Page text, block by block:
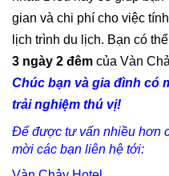
gian và chi phí cho việc
lịch trình du lịch. Bạn có
3 ngày 2 đêm của Vàn
Chúc bạn và gia đình có
trải nghiệm thú vị!
Để được tư vấn nhiều hơn
mời các bạn liên hệ tới: